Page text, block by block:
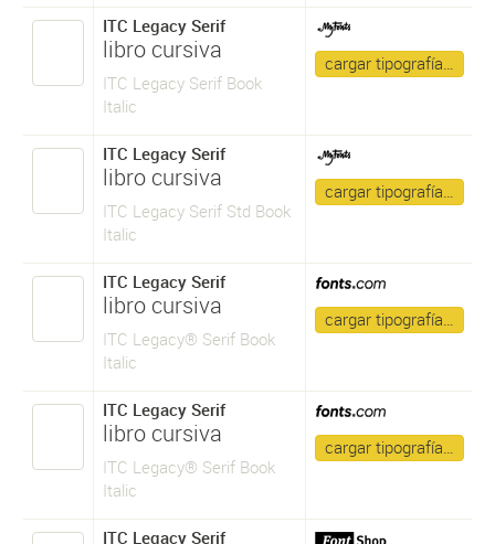
ITC Legacy Serif
libro cursiva
ITC Legacy Serif Book
Italic
cargar tipografía…
ITC Legacy Serif
libro cursiva
ITC Legacy Serif Std Book
Italic
cargar tipografía…
ITC Legacy Serif
libro cursiva
ITC Legacy® Serif Book
Italic
cargar tipografía…
ITC Legacy Serif
libro cursiva
ITC Legacy® Serif Book
Italic
cargar tipografía…
ITC Legacy Serif